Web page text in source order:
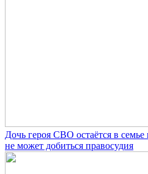
Дочь героя СВО остаётся в
не может добиться правосудия